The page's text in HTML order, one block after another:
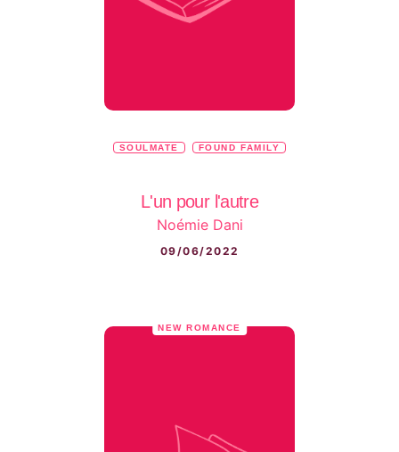
SOULMATE FOUND FAMILY
L'un pour l'autre
Noémie Dani
09/06/2022
NEW ROMANCE